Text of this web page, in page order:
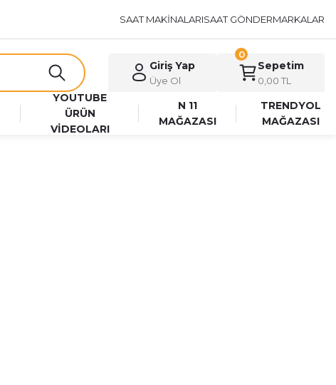
SAAT MAKİNALARISAAT GÖNDERMARKALAR
Giriş Yap
Üye Ol
Sepetim
0,00 TL
0
YOUTUBE
ÜRÜN
VİDEOLARI
N 11
MAĞAZASI
TRENDYOL
MAĞAZASI